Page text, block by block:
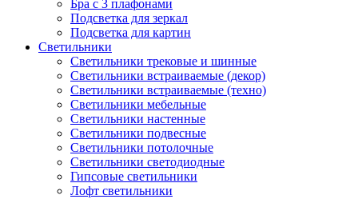
Бра с 3 плафонами
Подсветка для зеркал
Подсветка для картин
Светильники
Светильники трековые и шинные
Светильники встраиваемые (декор)
Светильники встраиваемые (техно)
Светильники мебельные
Светильники настенные
Светильники подвесные
Светильники потолочные
Светильники светодиодные
Гипсовые светильники
Лофт светильники